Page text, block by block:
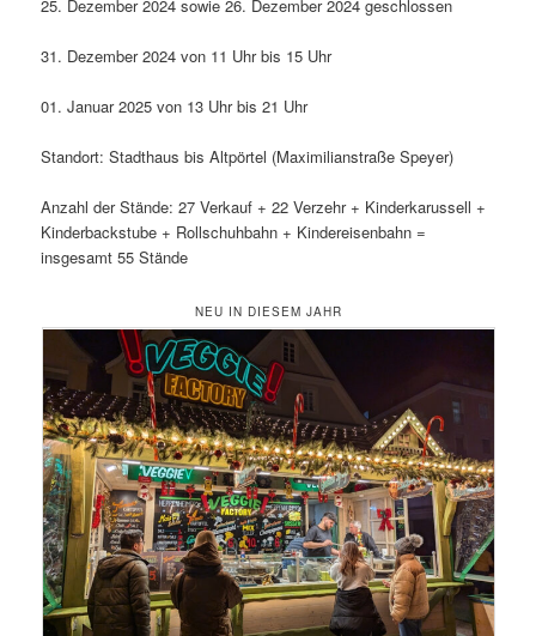
25. Dezember 2024 sowie 26. Dezember 2024 geschlossen
31. Dezember 2024 von 11 Uhr bis 15 Uhr
01. Januar 2025 von 13 Uhr bis 21 Uhr
Standort: Stadthaus bis Altpörtel (Maximilianstraße Speyer)
Anzahl der Stände: 27 Verkauf + 22 Verzehr + Kinderkarussell +
Kinderbackstube + Rollschuhbahn + Kindereisenbahn =
insgesamt 55 Stände
NEU IN DIESEM JAHR